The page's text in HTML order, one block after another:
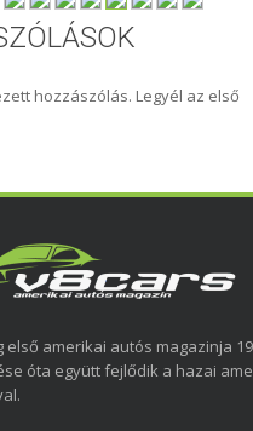
hozzászólás. Legyél az első
első amerikai autós magazinja
óta együtt fejlődik a hazai